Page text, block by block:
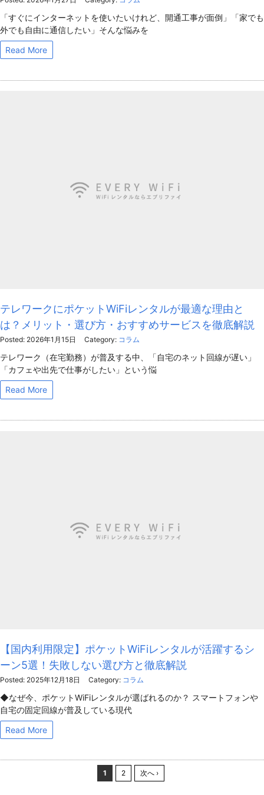
「すぐにインターネットを使いたいけれど、開通工事が面倒」「家でも
外でも自由に通信したい」そんな悩みを
Read More
テレワークにポケットWiFiレンタルが最適な理由と
は？メリット・選び方・おすすめサービスを徹底解説
Posted: 2026年1月15日 Category: コラム
テレワーク（在宅勤務）が普及する中、「自宅のネット回線が遅い」
「カフェや出先で仕事がしたい」という悩
Read More
【国内利用限定】ポケットWiFiレンタルが活躍するシ
ーン5選！失敗しない選び方と徹底解説
Posted: 2025年12月18日 Category: コラム
◆なぜ今、ポケットWiFiレンタルが選ばれるのか？ スマートフォンや
自宅の固定回線が普及している現代
Read More
1 2 次へ ›